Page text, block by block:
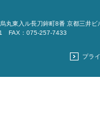
丸東入ル長刀鉾町8番 京都三井ビ
FAX：075-257-7433
プラ